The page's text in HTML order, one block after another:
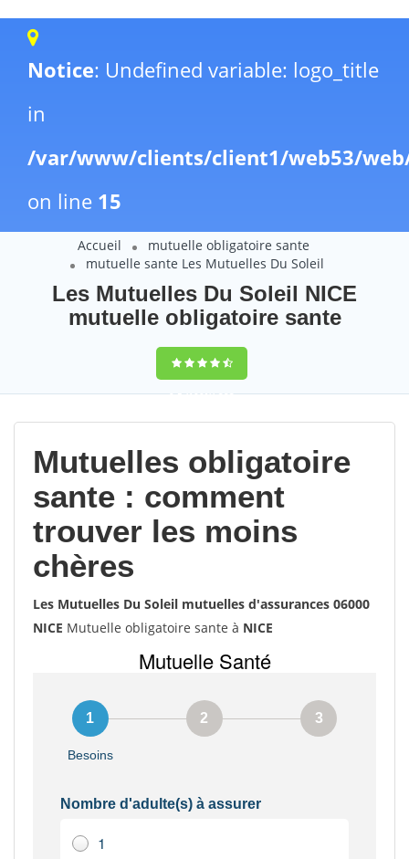
Notice: Undefined variable: logo_title
in
/var/www/clients/client1/web53/
on line 15
Accueil
mutuelle obligatoire sante
mutuelle sante Les Mutuelles Du Soleil
Les Mutuelles Du Soleil NICE
mutuelle obligatoire sante
9,5(100%)223
Mutuelles obligatoire
sante : comment
trouver les moins
chères
Les Mutuelles Du Soleil mutuelles d'assurances 06000
NICE Mutuelle obligatoire sante à NICE